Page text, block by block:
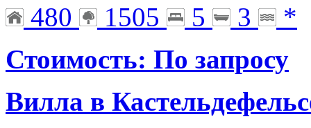
480
1505 5 3
*
Стоимость: По запросу
Вилла в